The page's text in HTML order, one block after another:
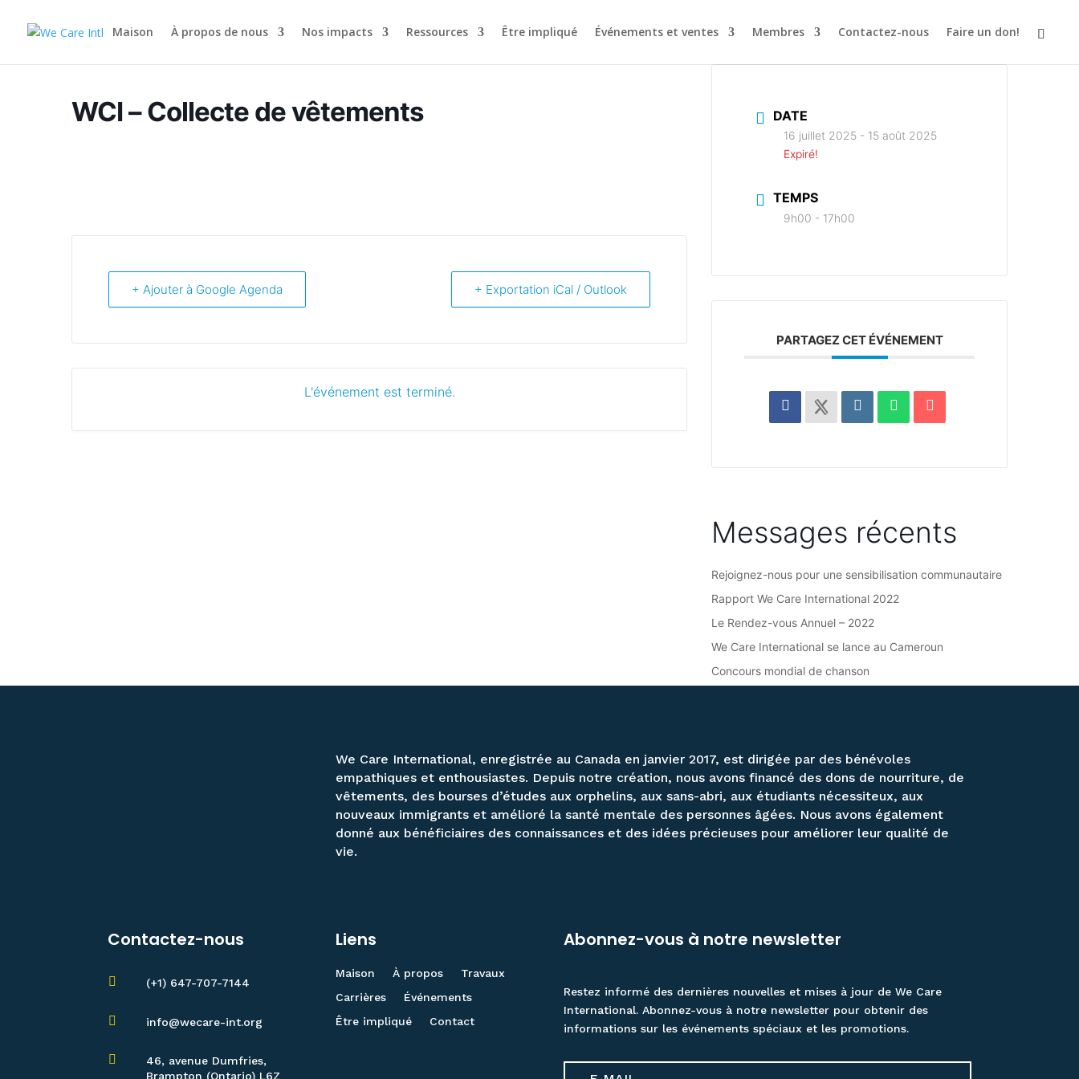
Maison À propos de nous Nos impacts Ressources Être impliqué Événements et ventes Membres Contactez-nous Faire un don!
WCI – Collecte de vêtements
+ Ajouter à Google Agenda + Exportation iCal / Outlook
L'événement est terminé.
DATE
16 juillet 2025 - 15 août 2025
Expiré!
TEMPS
9h00 - 17h00
PARTAGEZ CET ÉVÉNEMENT
Messages récents
Rejoignez-nous pour une sensibilisation communautaire
Rapport We Care International 2022
Le Rendez-vous Annuel – 2022
We Care International se lance au Cameroun
Concours mondial de chanson
We Care International, enregistrée au Canada en janvier 2017, est dirigée par des bénévoles
empathiques et enthousiastes. Depuis notre création, nous avons financé des dons de nourriture, de
vêtements, des bourses d’études aux orphelins, aux sans-abri, aux étudiants nécessiteux, aux
nouveaux immigrants et amélioré la santé mentale des personnes âgées. Nous avons également
donné aux bénéficiaires des connaissances et des idées précieuses pour améliorer leur qualité de
vie.
Contactez-nous
 (+1) 647-707-7144
 info@wecare-int.org

46, avenue Dumfries,
Brampton (Ontario) L6Z
Liens
Maison À propos
Travaux
Carrières
Événements
Être impliqué
Contact
Abonnez-vous à notre newsletter
Restez informé des dernières nouvelles et mises à jour de We Care
International. Abonnez-vous à notre newsletter pour obtenir des
informations sur les événements spéciaux et les promotions.